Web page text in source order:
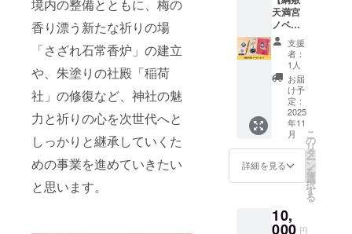
境内の整備とともに、梅の
香り漂う新たな祈りの場
「さざれ石常香炉」の建立
や、朱塗りの社殿「稲荷
社」の修復など、神社の魅
力と祈りの心を次世代へと
しっかりと継承していくた
めの事業を進めていきたい
と思います。
るより
1,000円
お得で
す。 ※
送料込
みのお
値段で
す。
天満宮
ノベル
ティ
セッ
ト】 綱
敷天満
宮ノベ
ルティ
セット
をお届
けしま
す。 お
礼の
メッ
セージ
送料込
みのお
支援
者：
1人
お届
け予
定：
2025
年11
月
詳細を見る
こ
の
リ
タ
ー
ン
を
選
択
す
る
10,
000 円